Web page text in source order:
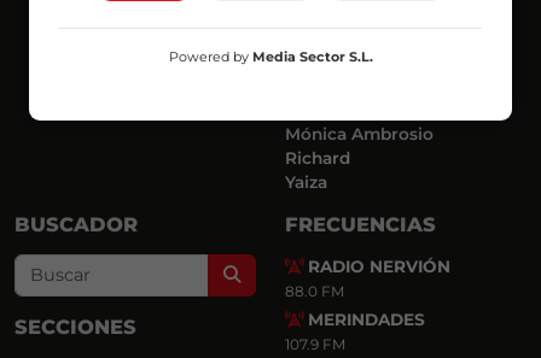
Luis Carlos
Mónica Ambrosio
Richard
Yaiza
BUSCADOR
Search
SECCIONES
FRECUENCIAS
RADIO NERVIÓN
88.0 FM
MERINDADES
107.9 FM
Powered by Media Sector S.L.